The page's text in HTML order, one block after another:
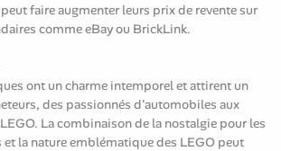
faire augmenter leurs prix de revente sur
comme eBay ou BrickLink.
ont un charme intemporel et attirent un
des passionnés d'automobiles aux
La combinaison de la nostalgie pour les
la nature emblématique des LEGO peut